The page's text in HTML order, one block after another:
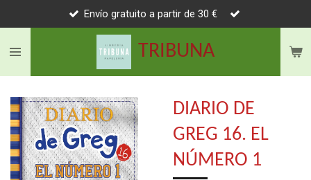
contenido
TRIBUNA
Envío gratuito a partir de 30 €
DIARIO DE
GREG 16. EL
NÚMERO 1